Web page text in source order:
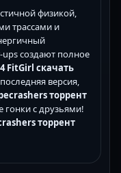
физикой,
трассами и
создают полное
FitGirl скачать
версия,
торрент
гонки с друзьями!
торрент